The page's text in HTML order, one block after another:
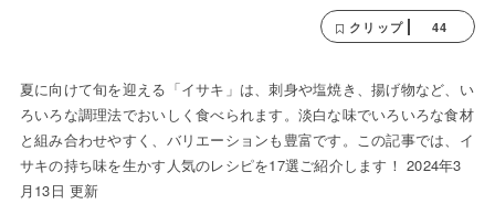
クリップ 44
夏に向けて旬を迎える「イサキ」は、刺身や塩焼き、揚げ物など、い
ろいろな調理法でおいしく食べられます。淡白な味でいろいろな食材
と組み合わせやすく、バリエーションも豊富です。この記事では、イ
サキの持ち味を生かす人気のレシピを17選ご紹介します！ 2024年3
月13日 更新